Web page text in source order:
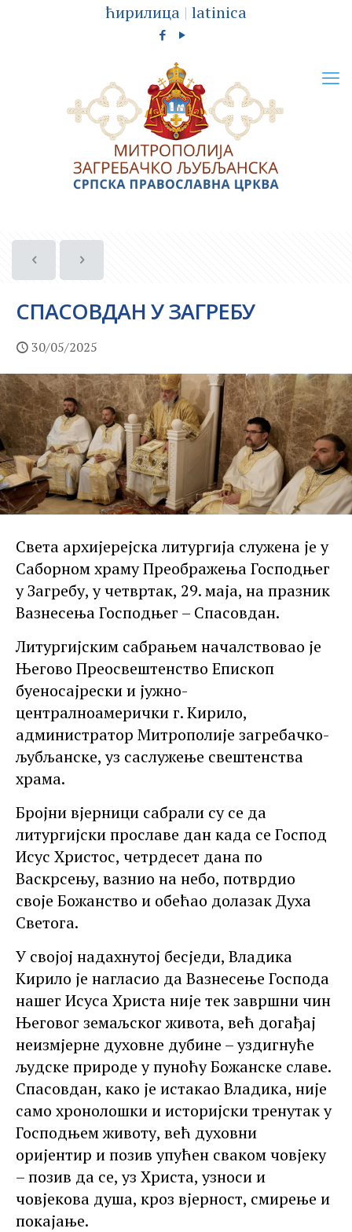
ћирилица | latinica
СПАСОВДАН У ЗАГРЕБУ
30/05/2025
Света архијерејска литургија служена је у
Саборном храму Преображења Господњег
у Загребу, у четвртак, 29. маја, на празник
Вазнесења Господњег – Спасовдан.
Литургијским сабрањем началствовао је
Његово Преосвештенство Епископ
буеносајрески и јужно-
централноамерички г. Кирило,
администратор Митрополије загребачко-
љубљанске, уз саслужење свештенства
храма.
Бројни вјерници сабрали су се да
литургијски прославе дан када се Господ
Исус Христос, четрдесет дана по
Васкрсењу, вазнио на небо, потврдио
своје Божанство и обећао долазак Духа
Светога.
У својој надахнутој бесједи, Владика
Кирило је нагласио да Вазнесење Господа
нашег Исуса Христа није тек завршни чин
Његовог земаљског живота, већ догађај
неизмјерне духовне дубине – уздигнуће
људске природе у пуноћу Божанске славе.
Спасовдан, како је истакао Владика, није
само хронолошки и историјски тренутак у
Господњем животу, већ духовни
оријентир и позив упућен сваком човјеку
– позив да се, уз Христа, узноси и
човјекова душа, кроз вјерност, смирење и
покајање.